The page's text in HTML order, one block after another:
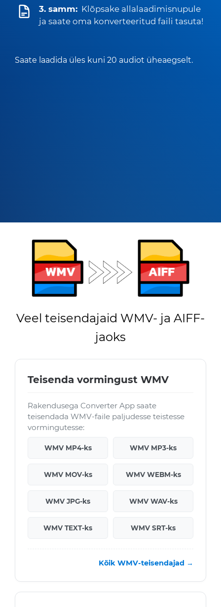
3. samm: Klõpsake allalaadimisnupule
ja saate oma konverteeritud faili tasuta!
Saate laadida üles kuni 20 audiot üheaegselt.
Veel teisendajaid WMV- ja AIFF-
jaoks
Teisenda vormingust WMV
Rakendusega Converter App saate
teisendada WMV-faile paljudesse teistesse
vormingutesse:
WMV MP4-ks WMV MP3-ks
WMV MOV-ks WMV WEBM-ks
WMV JPG-ks WMV WAV-ks
WMV TEXT-ks WMV SRT-ks
Kõik WMV-teisendajad →